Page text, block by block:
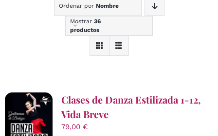
Ordenar por Nombre
Mostrar 36
productos
Clases de Danza Estilizada 1-12,
Vida Breve
79,00 €